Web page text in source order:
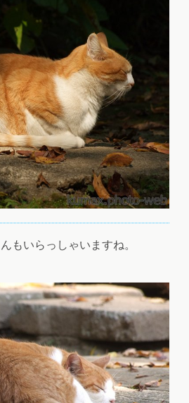
もいらっしゃいますね。